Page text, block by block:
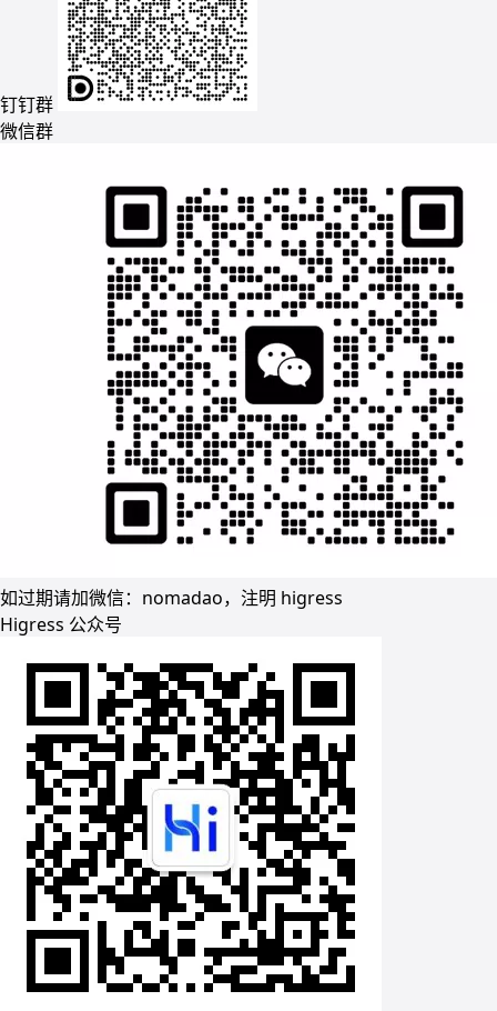
钉钉群
微信群
如过期请加微信：nomadao，注明 higress
Higress 公众号